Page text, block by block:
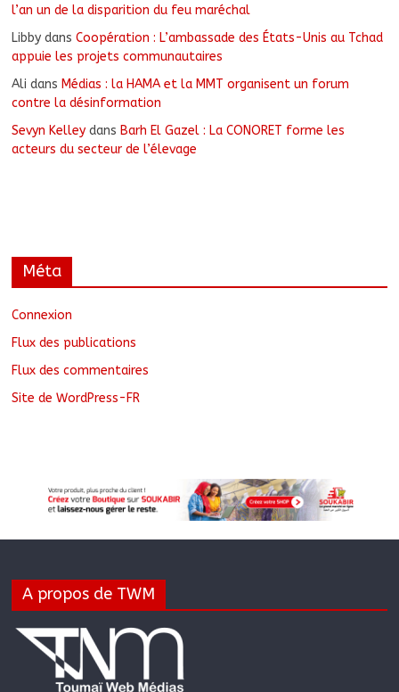
l’an un de la disparition du feu maréchal
Libby dansCoopération : L’ambassade des États-Unis au Tchad
appuie les projets communautaires
Ali dans Médias : la HAMA et la MMT organisent un forum
contre la désinformation
Sevyn Kelley dans Barh El Gazel : La CONORET forme les
acteurs du secteur de l’élevage
Méta
Connexion
Flux des publications
Flux des commentaires
Site de WordPress-FR
A propos de TWM